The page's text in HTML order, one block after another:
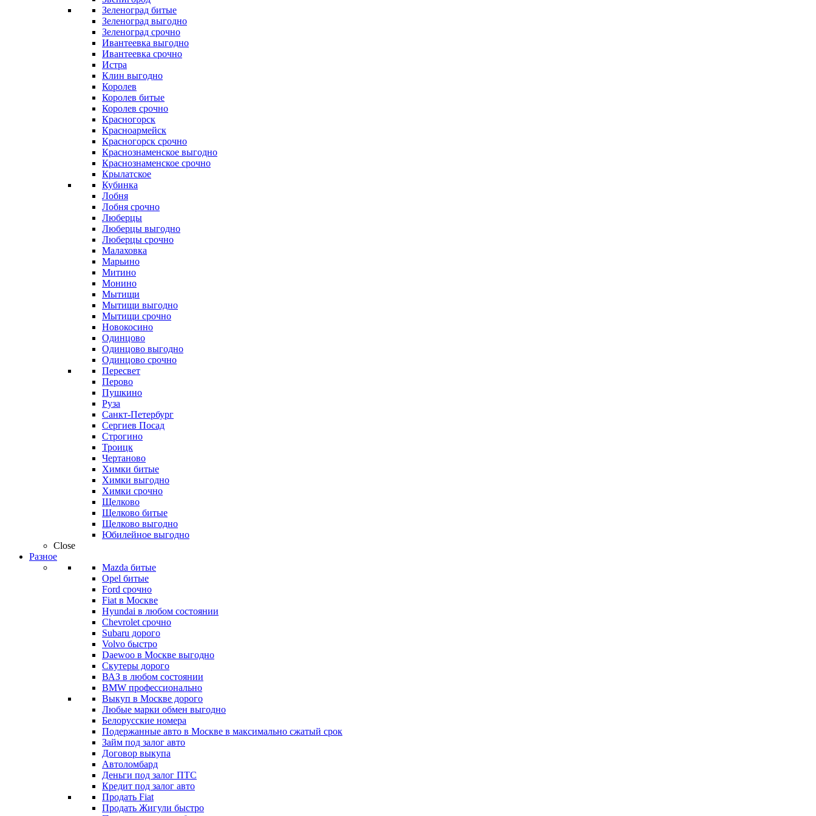
Зеленоград битые
Зеленоград выгодно
Зеленоград срочно
Ивантеевка выгодно
Ивантеевка срочно
Истра
Клин выгодно
Королев
Королев битые
Королев срочно
Красногорск
Красноармейск
Красногорск срочно
Краснознаменское выгодно
Краснознаменское срочно
Крылатское
Кубинка
Лобня
Лобня срочно
Люберцы
Люберцы выгодно
Люберцы срочно
Малаховка
Марьино
Митино
Монино
Мытищи
Мытищи выгодно
Мытищи срочно
Новокосино
Одинцово
Одинцово выгодно
Одинцово срочно
Пересвет
Перово
Пушкино
Руза
Санкт-Петербург
Сергиев Посад
Строгино
Троицк
Чертаново
Химки битые
Химки выгодно
Химки срочно
Щелково
Щелково битые
Щелково выгодно
Юбилейное выгодно
Close
Разное
Mazda битые
Opel битые
Ford срочно
Fiat в Москве
Hyundai в любом состоянии
Chevrolet срочно
Subaru дорого
Volvo быстро
Daewoo в Москве выгодно
Скутеры дорого
ВАЗ в любом состоянии
BMW профессионально
Выкуп в Москве дорого
Любые марки обмен выгодно
Белорусские номера
Подержанные авто в Москве в максимально сжатый срок
Займ под залог авто
Договор выкупа
Автоломбард
Деньги под залог ПТС
Кредит под залог авто
Продать Fiat
Продать Жигули быстро